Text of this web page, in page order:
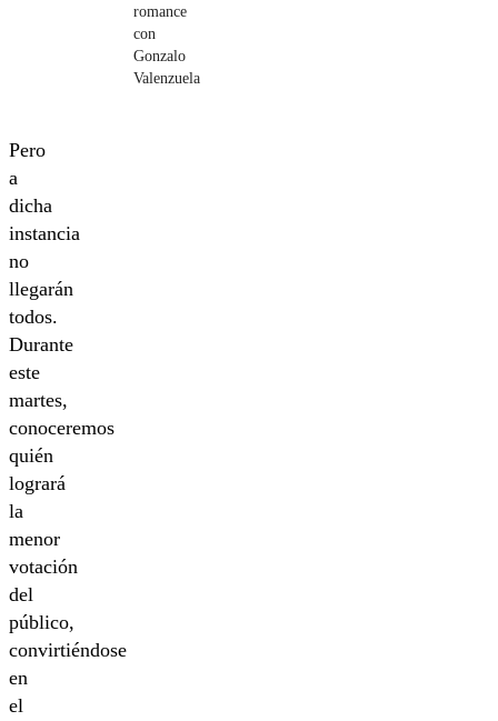
romance
con
Gonzalo
Valenzuela
Pero
a
dicha
instancia
no
llegarán
todos.
Durante
este
martes,
conoceremos
quién
logrará
la
menor
votación
del
público,
convirtiéndose
en
el